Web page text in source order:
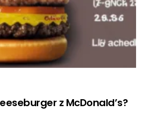
z McDonald’s?